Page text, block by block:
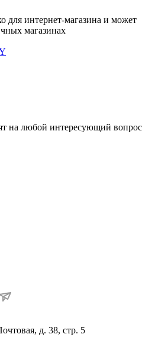
для интернет-магазина и может
магазинах
на любой интересующий вопрос
д. 38, стр. 5